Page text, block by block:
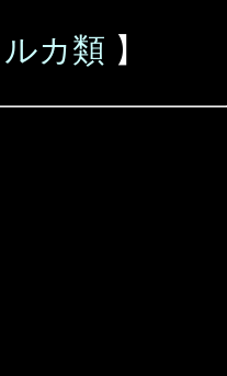
カ類 】